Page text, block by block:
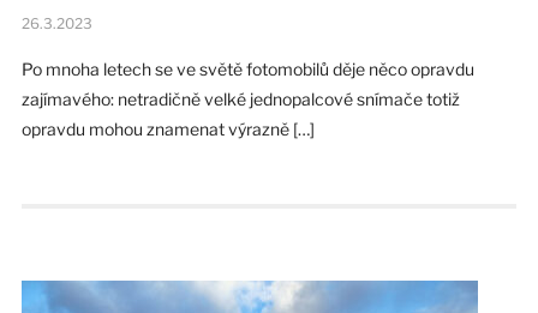
26.3.2023
Po mnoha letech se ve světě fotomobilů děje něco opravdu
zajímavého: netradičně velké jednopalcové snímače totiž
opravdu mohou znamenat výrazně […]